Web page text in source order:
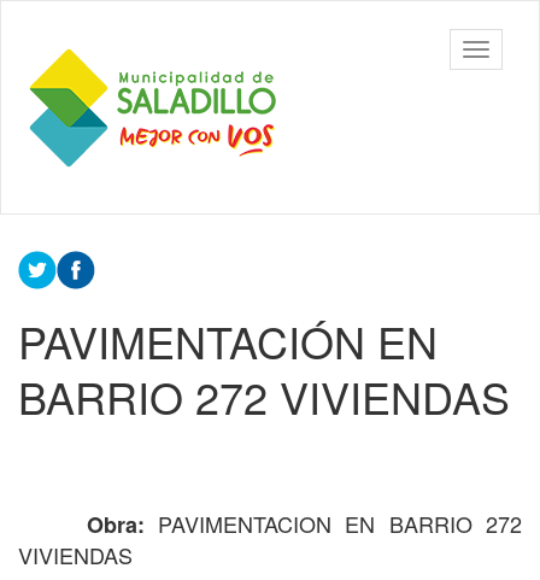
contenido
principal
Municipalidad
de Saladillo
barra
Contenido
principal
PAVIMENTACIÓN EN
BARRIO 272 VIVIENDAS
Obra: PAVIMENTACION EN BARRIO 272
VIVIENDAS